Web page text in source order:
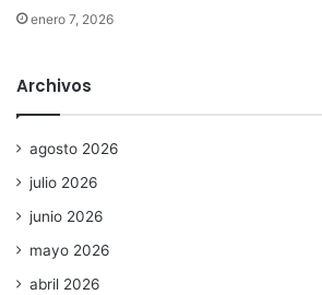
enero 7, 2026
Archivos
agosto 2026
julio 2026
junio 2026
mayo 2026
abril 2026